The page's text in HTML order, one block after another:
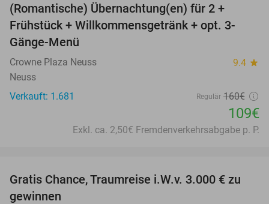
(Romantische) Übernachtung(en) für 2 +
Frühstück + Willkommensgetränk + opt. 3-
Gänge-Menü
Crowne Plaza Neuss 9.4 star
Neuss
Verkauft: 1.681
Regulär 160€
109€
Exkl. ca. 2,50€ Fremdenverkehrsabgabe p. P.
Gratis Chance, Traumreise i.W.v. 3.000 € zu
gewinnen